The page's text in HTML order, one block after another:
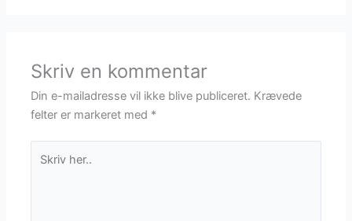
Skriv en kommentar
Din e-mailadresse vil ikke blive publiceret. Krævede
felter er markeret med *